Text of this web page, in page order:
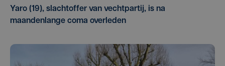
Yaro (19), slachtoffer van vechtpartij, is na
maandenlange coma overleden